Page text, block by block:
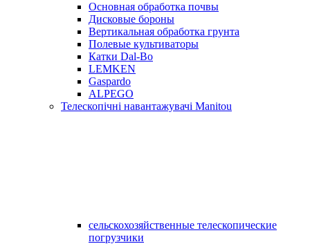
Основная обработка почвы
Дисковые бороны
Вертикальная обработка грунта
Полевые культиваторы
Катки Dal-Bo
LEMKEN
Gaspardo
ALPEGO
Телескопічні навантажувачі Manitou
сельскохозяйственные телескопические
погрузчики